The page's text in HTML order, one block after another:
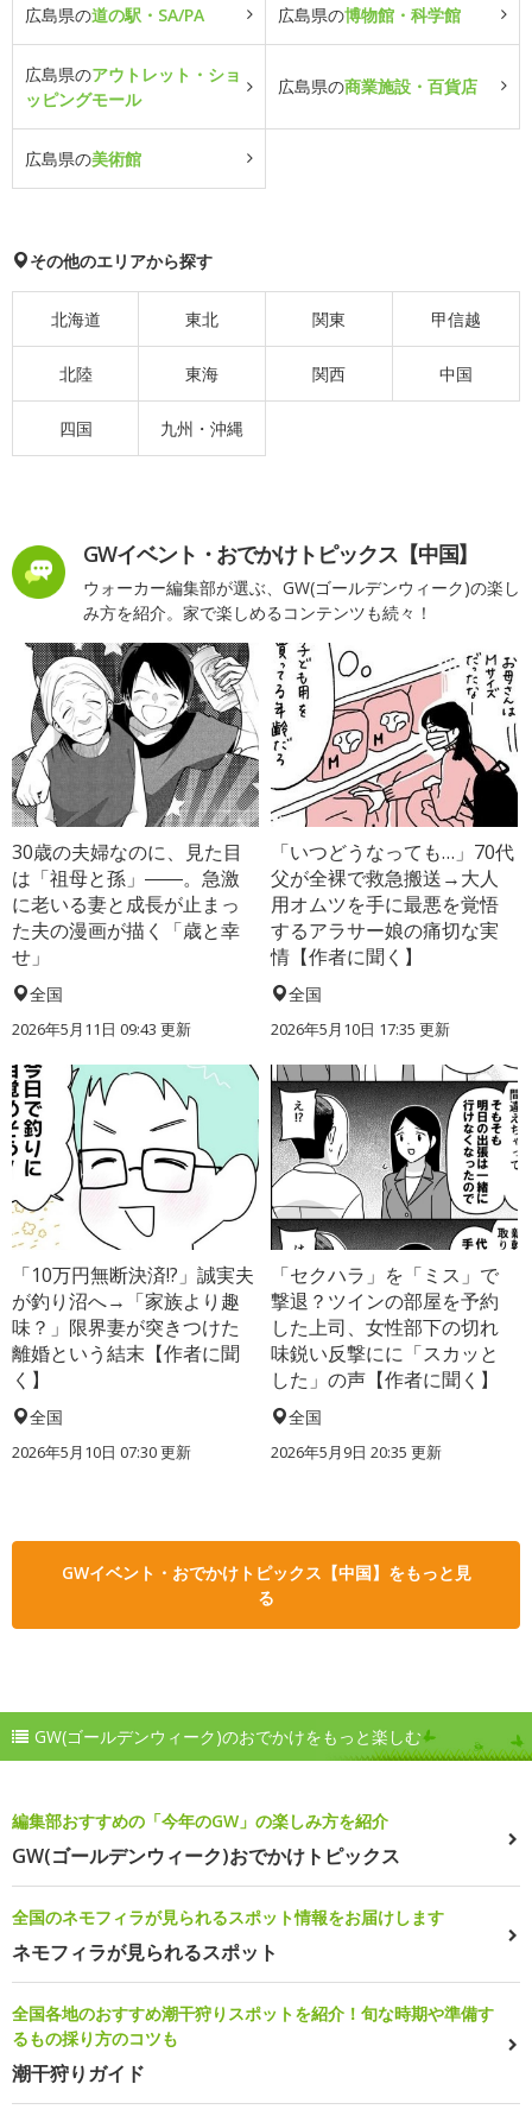
広島県の道の駅・SA/PA 広島県の博物館・科学館
広島県のアウトレット・ショ
ッピングモール
広島県の商業施設・百貨店
広島県の美術館
その他のエリアから探す
北海道 東北 関東 甲信越
北陸 東海 関西 中国
四国 九州・沖縄
GWイベント・おでかけトピックス【中国】
ウォーカー編集部が選ぶ、GW(ゴールデンウィーク)の楽し
み方を紹介。家で楽しめるコンテンツも続々！
30歳の夫婦なのに、見た目
は「祖母と孫」――。急激
に老いる妻と成長が止まっ
た夫の漫画が描く「歳と幸
せ」
全国
2026年5月11日 09:43 更新
「いつどうなっても…」70代
父が全裸で救急搬送→大人
用オムツを手に最悪を覚悟
するアラサー娘の痛切な実
情【作者に聞く】
全国
2026年5月10日 17:35 更新
「10万円無断決済!?」誠実夫
が釣り沼へ→「家族より趣
味？」限界妻が突きつけた
離婚という結末【作者に聞
く】
全国
2026年5月10日 07:30 更新
「セクハラ」を「ミス」で
撃退？ツインの部屋を予約
した上司、女性部下の切れ
味鋭い反撃にに「スカッと
した」の声【作者に聞く】
全国
2026年5月9日 20:35 更新
GWイベント・おでかけトピックス【中国】をもっと見
る
GW(ゴールデンウィーク)のおでかけをもっと楽しむ
編集部おすすめの「今年のGW」の楽しみ方を紹介
GW(ゴールデンウィーク)おでかけトピックス
全国のネモフィラが見られるスポット情報をお届けします
ネモフィラが見られるスポット
全国各地のおすすめ潮干狩りスポットを紹介！旬な時期や準備す
るもの採り方のコツも
潮干狩りガイド